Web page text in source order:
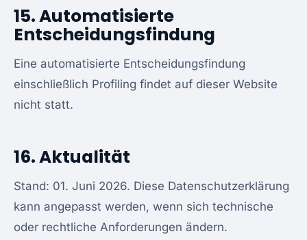
15. Automatisierte
Entscheidungsfindung
Eine automatisierte Entscheidungsfindung
einschließlich Profiling findet auf dieser Website
nicht statt.
16. Aktualität
Stand: 01. Juni 2026. Diese Datenschutzerklärung
kann angepasst werden, wenn sich technische
oder rechtliche Anforderungen ändern.